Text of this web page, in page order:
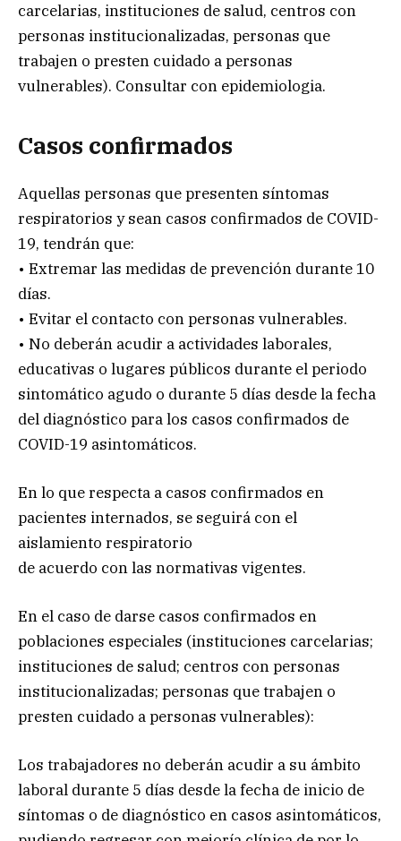
carcelarias, instituciones de salud, centros con
personas institucionalizadas, personas que
trabajen o presten cuidado a personas
vulnerables). Consultar con epidemiologia.
Casos confirmados
Aquellas personas que presenten síntomas
respiratorios y sean casos confirmados de COVID-
19, tendrán que:
• Extremar las medidas de prevención durante 10
días.
• Evitar el contacto con personas vulnerables.
• No deberán acudir a actividades laborales,
educativas o lugares públicos durante el periodo
sintomático agudo o durante 5 días desde la fecha
del diagnóstico para los casos confirmados de
COVID-19 asintomáticos.
En lo que respecta a casos confirmados en
pacientes internados, se seguirá con el
aislamiento respiratorio
de acuerdo con las normativas vigentes.
En el caso de darse casos confirmados en
poblaciones especiales (instituciones carcelarias;
instituciones de salud; centros con personas
institucionalizadas; personas que trabajen o
presten cuidado a personas vulnerables):
Los trabajadores no deberán acudir a su ámbito
laboral durante 5 días desde la fecha de inicio de
síntomas o de diagnóstico en casos asintomáticos,